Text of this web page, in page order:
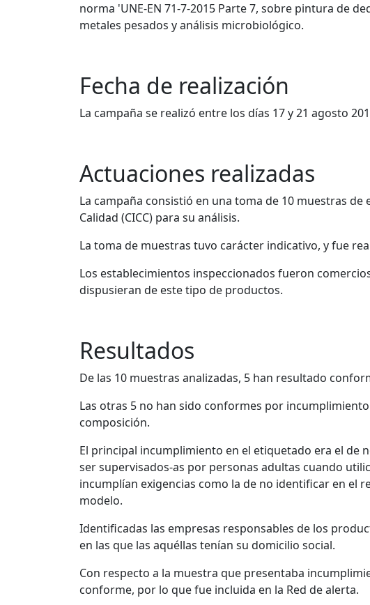
norma 'UNE-EN 71-7-2015 Parte 7, sobre pintura de
metales pesados y análisis microbiológico.
Fecha de realización
La campaña se realizó entre los días 17 y 21 agosto
Actuaciones realizadas
La campaña consistió en una toma de 10 muestras
Calidad (CICC) para su análisis.
La toma de muestras tuvo carácter indicativo, y fue
Los establecimientos inspeccionados fueron
dispusieran de este tipo de productos.
Resultados
De las 10 muestras analizadas, 5 han resultado
Las otras 5 no han sido conformes por
composición.
El principal incumplimiento en el etiquetado era el de
ser supervisados-as por personas adultas cuando
incumplían exigencias como la de no identificar en el
modelo.
Identificadas las empresas responsables de los
en las que las aquéllas tenían su domicilio social.
Con respecto a la muestra que presentaba
conforme, por lo que fue incluida en la Red de alerta.